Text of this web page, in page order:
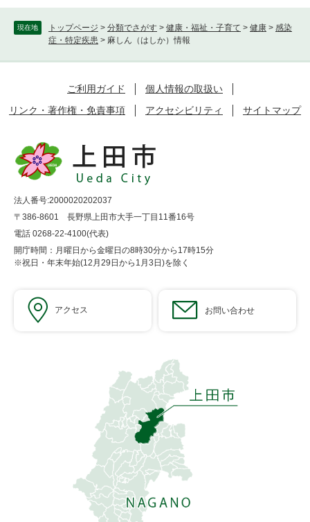
現在地 トップページ > 分類でさがす > 健康・福祉・子育て > 健康 > 感染
症・特定疾患 > 麻しん（はしか）情報
ご利用ガイド
個人情報の取扱い
リンク・著作権・免責事項
アクセシビリティ サイトマップ
法人番号:2000020202037
〒386-8601 長野県上田市大手一丁目11番16号
電話 0268-22-4100(代表)
開庁時間：月曜日から金曜日の8時30分から17時15分
※祝日・年末年始(12月29日から1月3日)を除く
アクセス お問い合わせ